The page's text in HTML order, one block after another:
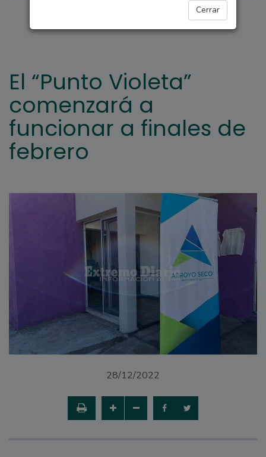
Cerrar
El “Punto Violeta”
comenzará a
funcionar a finales de
febrero
28/12/2022